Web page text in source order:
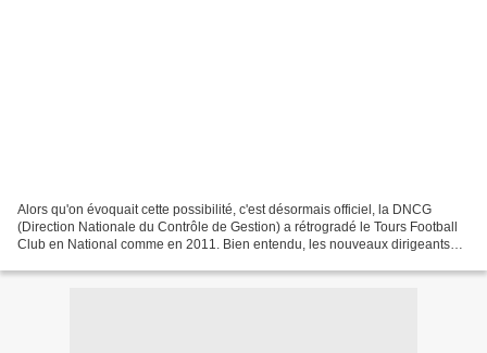
Alors qu'on évoquait cette possibilité, c'est désormais officiel, la DNCG
(Direction Nationale du Contrôle de Gestion) a rétrogradé le Tours Football
Club en National comme en 2011. Bien entendu, les nouveaux dirigeants